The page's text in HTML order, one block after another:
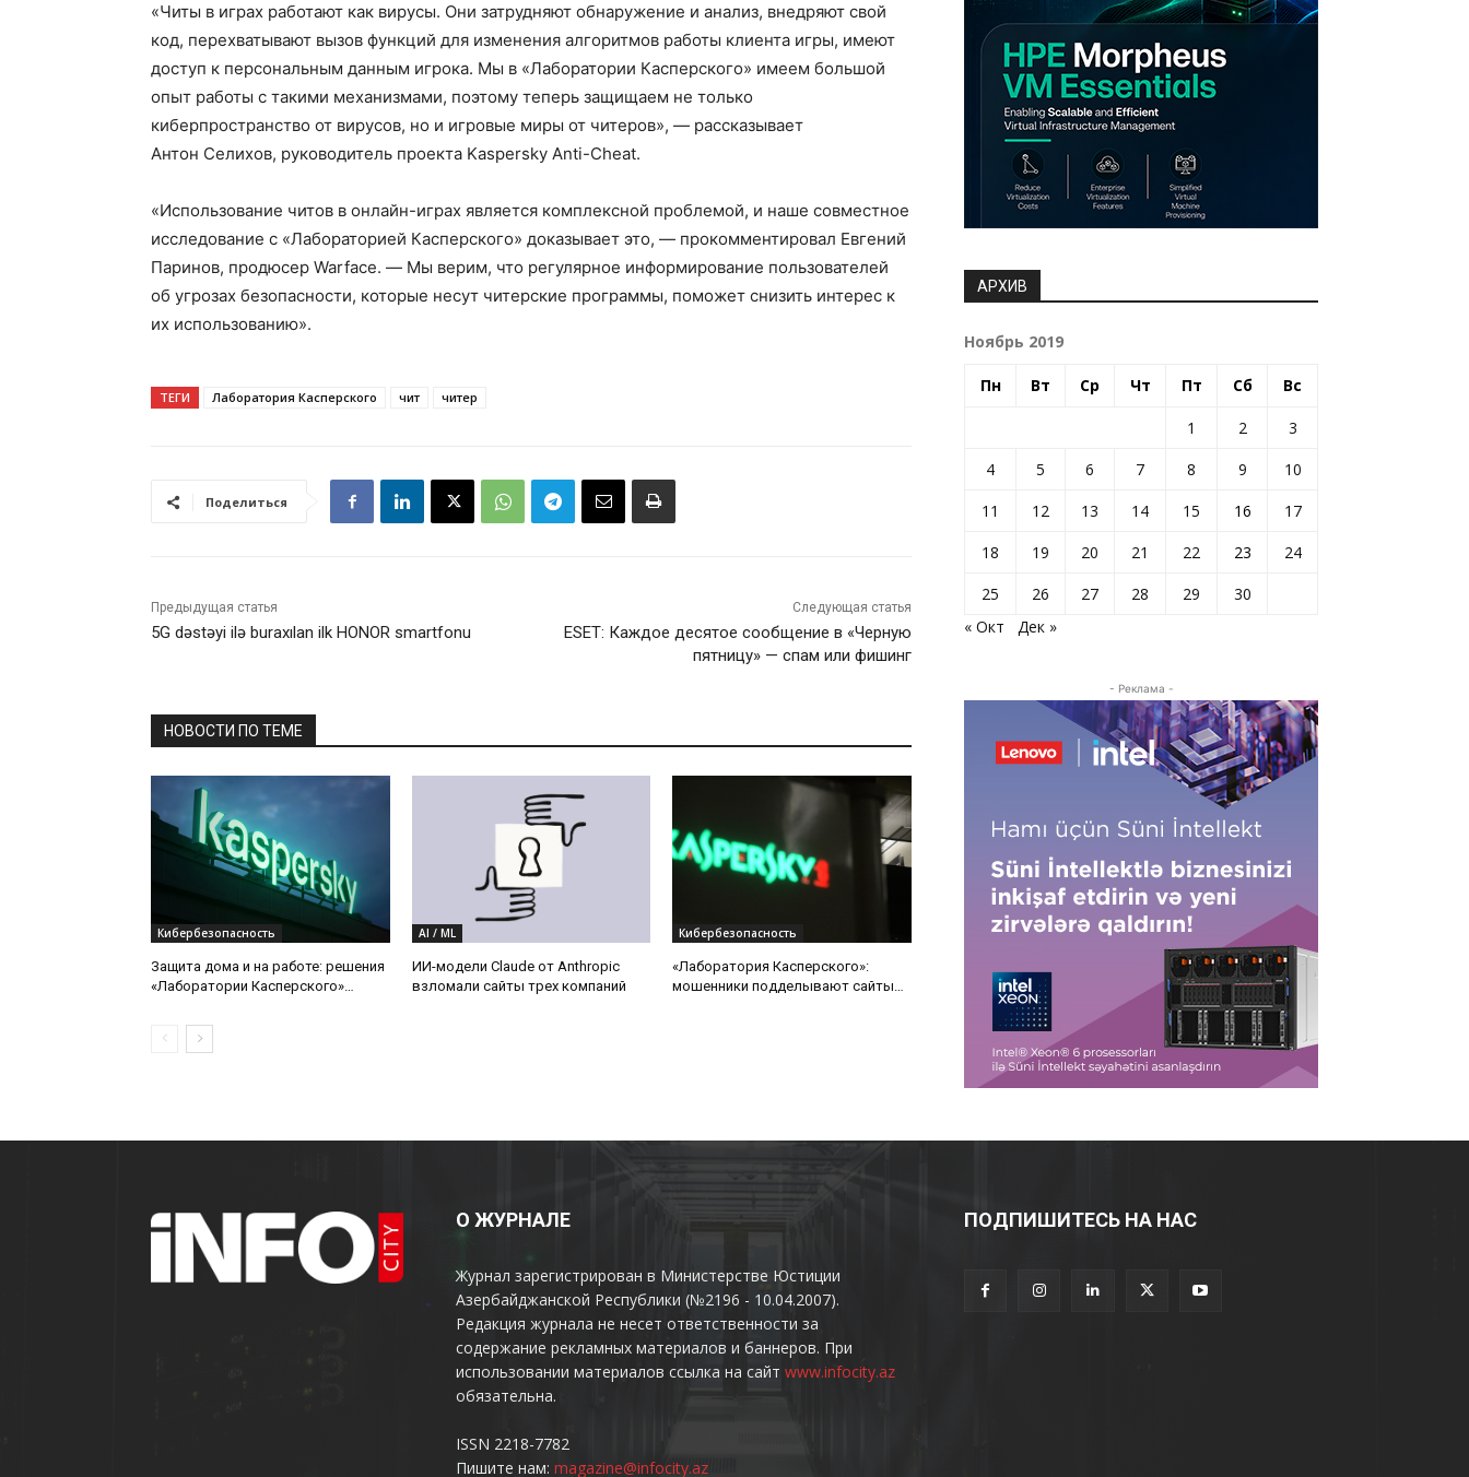
«Читы в играх работают как вирусы. Они затрудняют обнаружение и анализ, внедряют свой
код, перехватывают вызов функций для изменения алгоритмов работы клиента игры, имеют
доступ к персональным данным игрока. Мы в «Лаборатории Касперского» имеем большой
опыт работы с такими механизмами, поэтому теперь защищаем не только
киберпространство от вирусов, но и игровые миры от читеров», — рассказывает
Антон Селихов, руководитель проекта Kaspersky Anti-Cheat.
«Использование читов в онлайн-играх является комплексной проблемой, и наше совместное
исследование с «Лабораторией Касперского» доказывает это, — прокомментировал Евгений
Паринов, продюсер Warface. — Мы верим, что регулярное информирование пользователей
об угрозах безопасности, которые несут читерские программы, поможет снизить интерес к
их использованию».
ТЕГИ Лаборатория Касперского чит читер
Поделиться
Предыдущая статья
5G dəstəyi ilə buraxılan ilk HONOR smartfonu
Следующая статья
ESET: Каждое десятое сообщение в «Черную
пятницу» — спам или фишинг
НОВОСТИ ПО ТЕМЕ
Кибербезопасность
Защита дома и на работе: решения
«Лаборатории Касперского»
годовые награды по итогам
тестов SE Labs
AI / ML
ИИ-модели Claude от Anthropic
взломали сайты трех компаний
Кибербезопасность
«Лаборатория Касперского»:
мошенники подделывают сайты
АРХИВ
Ноябрь 2019
Пн Вт Ср Чт Пт Сб Вс
1 2
3
4
5 6 7 8 9
10
11
12 13 14 15 16
17
18
19 20 21 22 23
24
25
26 27 28 29
30
« Окт
Дек »
- Реклама -
О ЖУРНАЛЕ
Журнал зарегистрирован в Министерстве Юстиции
Азербайджанской Республики (№2196 - 10.04.2007).
Редакция журнала не несет ответственности за
содержание рекламных материалов и баннеров. При
использовании материалов ссылка на сайт www.infocity.az
обязательна.
ISSN 2218-7782
Пишите нам: magazine@infocity.az
ПОДПИШИТЕСЬ НА НАС